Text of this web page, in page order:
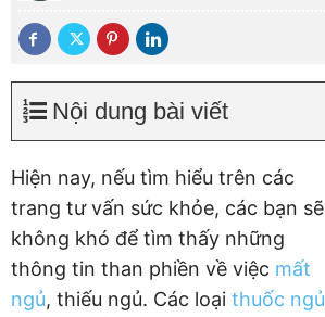
Nội dung bài viết
Hiện nay, nếu tìm hiểu trên các
trang tư vấn sức khỏe, các bạn sẽ
không khó để tìm thấy những
thông tin than phiền về việc mất
ngủ, thiếu ngủ. Các loại thuốc ngủ